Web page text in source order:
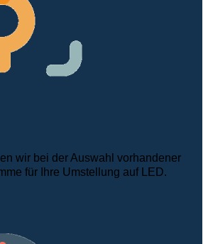
wir bei der Auswahl vorhandener
für Ihre Umstellung auf LED.